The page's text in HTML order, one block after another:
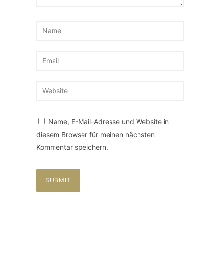
Name, E-Mail-Adresse und Website in
diesem Browser für meinen nächsten
Kommentar speichern.